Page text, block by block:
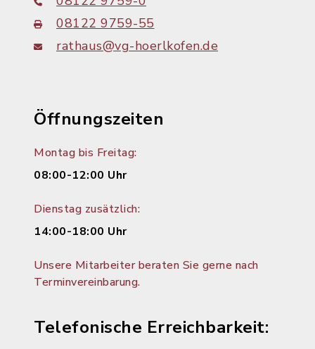
08122 9759-55
rathaus@vg-hoerlkofen.de
Öffnungszeiten
Montag bis Freitag:
08:00-12:00 Uhr
Dienstag zusätzlich:
14:00-18:00 Uhr
Unsere Mitarbeiter beraten Sie gerne nach
Terminvereinbarung.
Telefonische Erreichbarkeit: